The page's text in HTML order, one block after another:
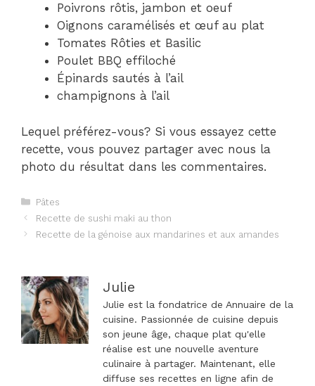
Poivrons rôtis, jambon et oeuf
Oignons caramélisés et œuf au plat
Tomates Rôties et Basilic
Poulet BBQ effiloché
Épinards sautés à l’ail
champignons à l’ail
Lequel préférez-vous? Si vous essayez cette
recette, vous pouvez partager avec nous la
photo du résultat dans les commentaires.
Catégories
Pâtes
Navigation
des
Recette de sushi maki au thon
Recette de la génoise aux mandarines et aux amandes
Julie
Julie est la fondatrice de Annuaire de la
cuisine. Passionnée de cuisine depuis
son jeune âge, chaque plat qu'elle
réalise est une nouvelle aventure
culinaire à partager. Maintenant, elle
diffuse ses recettes en ligne afin de